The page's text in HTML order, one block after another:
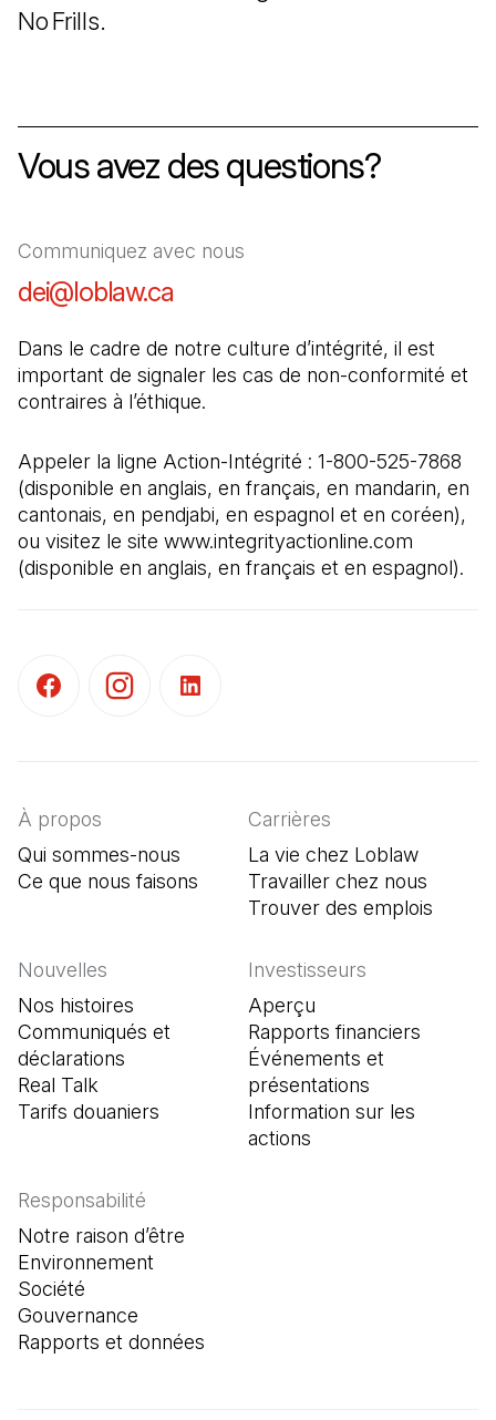
No Frills.
Vous avez des questions?
Communiquez avec nous
dei@loblaw.ca
Dans le cadre de notre culture d’intégrité, il est
important de signaler les cas de non-conformité et
contraires à l’éthique.
Appeler la ligne Action-Intégrité : 1-800-525-7868
(disponible en anglais, en français, en mandarin, en
cantonais, en pendjabi, en espagnol et en coréen),
ou visitez le site www.integrityactionline.com
(disponible en anglais, en français et en espagnol).
À propos
Qui sommes-nous
Ce que nous faisons
Carrières
La vie chez Loblaw
Travailler chez nous
Trouver des emplois
Nouvelles
Nos histoires
Communiqués et
déclarations
Real Talk
Tarifs douaniers
Investisseurs
Aperçu
Rapports financiers
Événements et
présentations
Information sur les
actions
Responsabilité
Notre raison d’être
Environnement
Société
Gouvernance
Rapports et données